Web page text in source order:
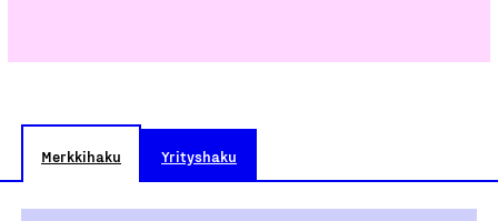
Merkkihaku Yrityshaku